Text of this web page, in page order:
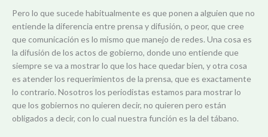
Pero lo que sucede habitualmente es que ponen a alguien que no
entiende la diferencia entre prensa y difusión, o peor, que cree
que comunicación es lo mismo que manejo de redes. Una cosa es
la difusión de los actos de gobierno, donde uno entiende que
siempre se va a mostrar lo que los hace quedar bien, y otra cosa
es atender los requerimientos de la prensa, que es exactamente
lo contrario. Nosotros los periodistas estamos para mostrar lo
que los gobiernos no quieren decir, no quieren pero están
obligados a decir, con lo cual nuestra función es la del tábano.